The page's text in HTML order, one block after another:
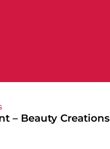
– Beauty Creations